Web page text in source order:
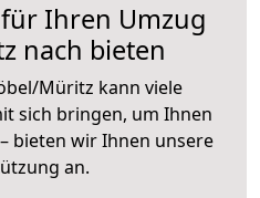
Ihren Umzug
nach bieten
Müritz kann viele
sich bringen, um Ihnen
bieten wir Ihnen unsere
an.